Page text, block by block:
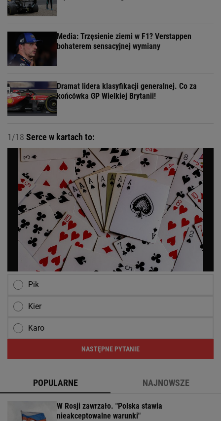
Media: Trzęsienie ziemi w F1? Verstappen
bohaterem sensacyjnej wymiany
Dramat lidera klasyfikacji generalnej. Co za
końcówka GP Wielkiej Brytanii!
1/18 Serce w kartach to:
Pik
Kier
Karo
NASTĘPNE PYTANIE
POPULARNE NAJNOWSZE
W Rosji zawrzało. "Polska stawia
nieakceptowalne warunki"